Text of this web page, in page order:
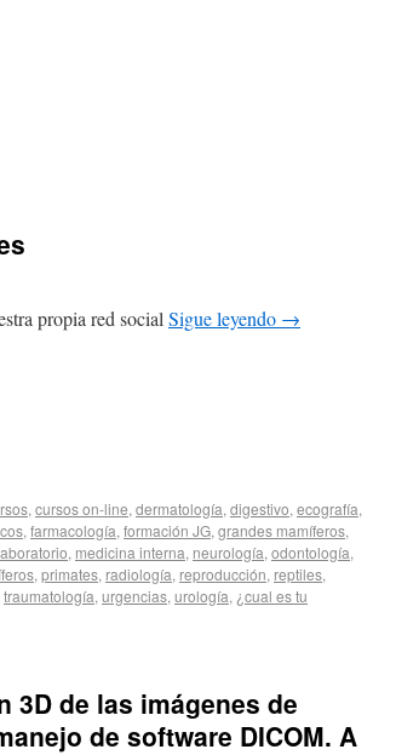
propia red social Sigue leyendo →
, cursos on-line, dermatología, digestivo, ecografía,
, farmacología, formación JG, grandes mamíferos,
, medicina interna, neurología, odontología,
, primates, radiología, reproducción, reptiles,
traumatología, urgencias, urología, ¿cual es tu
3D de las imágenes de
de software DICOM. A